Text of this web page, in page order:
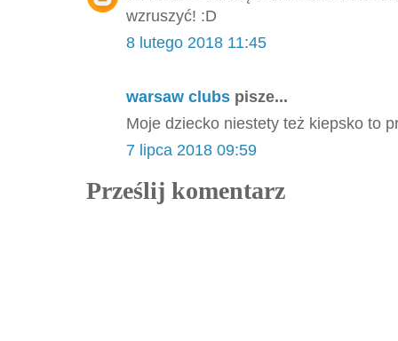
wzruszyć! :D
8 lutego 2018 11:45
warsaw clubs pisze...
Moje dziecko niestety też kiepsko to
7 lipca 2018 09:59
Prześlij komentarz